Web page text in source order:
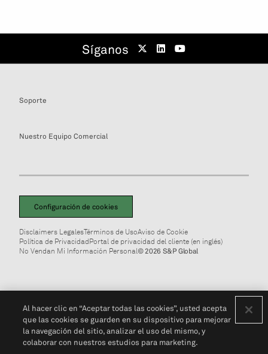
Síganos
Soporte
Nuestro Equipo Comercial
Configuración de cookies
Disclaimers LegalesTérminos de UsoAviso de Cookie
Política de PrivacidadPortal de privacidad del cliente (en inglés)
No Vendan Mi Información Personal© 2026 S&P Global
Al hacer clic en “Aceptar todas las cookies”, usted acepta
que las cookies se guarden en su dispositivo para mejorar
la navegación del sitio, analizar el uso del mismo, y
colaborar con nuestros estudios para marketing.